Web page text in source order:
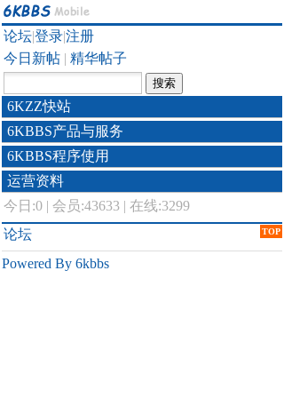
论坛|登录|注册
今日新帖 | 精华帖子
6KZZ快站
6KBBS产品与服务
6KBBS程序使用
运营资料
今日:0 | 会员:43633 | 在线:3299
TOP
论坛
Powered By 6kbbs